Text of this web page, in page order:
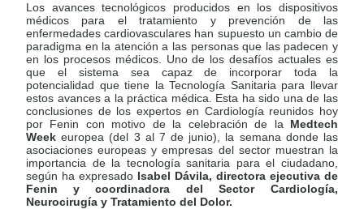
Los avances tecnológicos producidos en los dispositivos
médicos para el tratamiento y prevención de las
enfermedades cardiovasculares han supuesto un cambio de
paradigma en la atención a las personas que las padecen y
en los procesos médicos. Uno de los desafíos actuales es
que el sistema sea capaz de incorporar toda la
potencialidad que tiene la Tecnología Sanitaria para llevar
estos avances a la práctica médica. Esta ha sido una de las
conclusiones de los expertos en Cardiología reunidos hoy
por Fenin con motivo de la celebración de la Medtech
Week europea (del 3 al 7 de junio), la semana donde las
asociaciones europeas y empresas del sector muestran la
importancia de la tecnología sanitaria para el ciudadano,
según ha expresado Isabel Dávila, directora ejecutiva de
Fenin
y coordinadora del Sector Cardiología,
Neurocirugía y Tratamiento del Dolor.